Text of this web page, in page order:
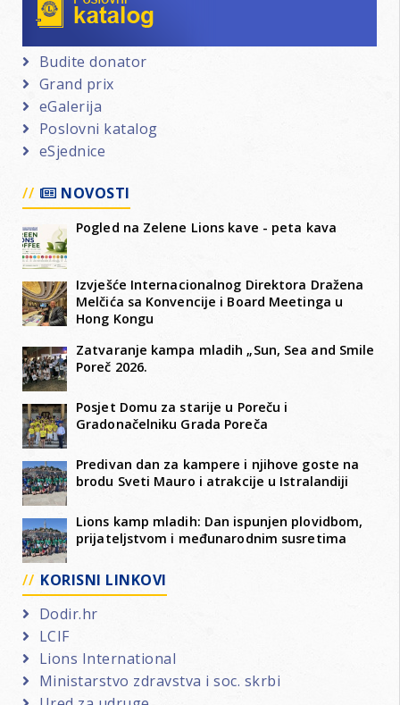
Budite donator
Grand prix
eGalerija
Poslovni katalog
eSjednice
NOVOSTI
Pogled na Zelene Lions kave - peta kava
Izvješće Internacionalnog Direktora Dražena
Melčića sa Konvencije i Board Meetinga u
Hong Kongu
Zatvaranje kampa mladih „Sun, Sea and Smile
Poreč 2026.
Posjet Domu za starije u Poreču i
Gradonačelniku Grada Poreča
Predivan dan za kampere i njihove goste na
brodu Sveti Mauro i atrakcije u Istralandiji
Lions kamp mladih: Dan ispunjen plovidbom,
prijateljstvom i međunarodnim susretima
KORISNI LINKOVI
Dodir.hr
LCIF
Lions International
Ministarstvo zdravstva i soc. skrbi